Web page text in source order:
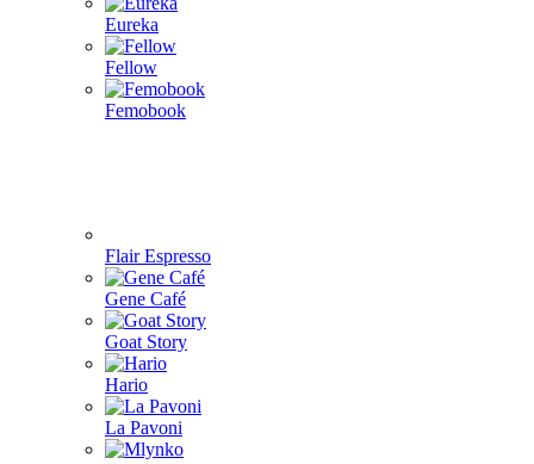
Eureka
Fellow
Femobook
Flair Espresso
Gene Café
Goat Story
Hario
La Pavoni